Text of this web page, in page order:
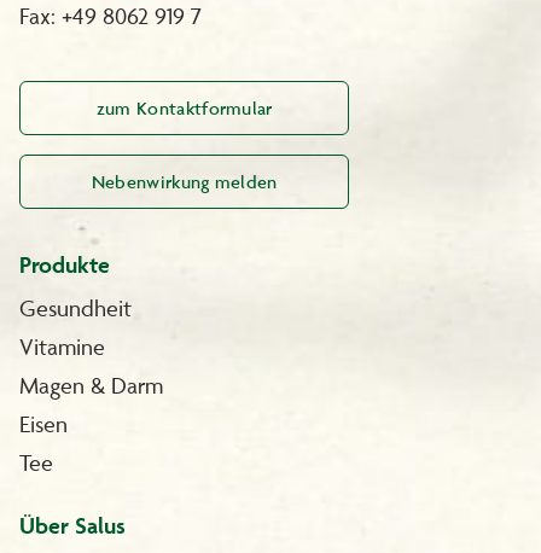
Fax: +49 8062 919 7
zum Kontaktformular
Nebenwirkung melden
Produkte
Gesundheit
Vitamine
Magen & Darm
Eisen
Tee
Über Salus